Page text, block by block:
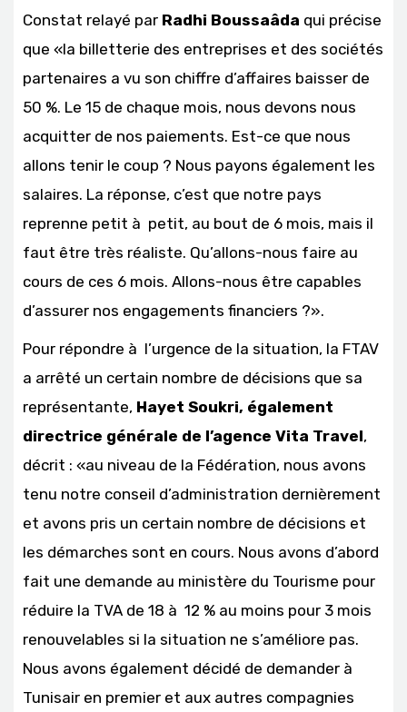
Constat relayé par Radhi Boussaâda qui précise
que «la billetterie des entreprises et des sociétés
partenaires a vu son chiffre d’affaires baisser de
50 %. Le 15 de chaque mois, nous devons nous
acquitter de nos paiements. Est-ce que nous
allons tenir le coup ? Nous payons également les
salaires. La réponse, c’est que notre pays
reprenne petit à petit, au bout de 6 mois, mais il
faut être très réaliste. Qu’allons-nous faire au
cours de ces 6 mois. Allons-nous être capables
d’assurer nos engagements financiers ?».
Pour répondre à l’urgence de la situation, la FTAV
a arrêté un certain nombre de décisions que sa
représentante, Hayet Soukri, également
directrice générale de l’agence Vita Travel,
décrit : «au niveau de la Fédération, nous avons
tenu notre conseil d’administration dernièrement
et avons pris un certain nombre de décisions et
les démarches sont en cours. Nous avons d’abord
fait une demande au ministère du Tourisme pour
réduire la TVA de 18 à 12 % au moins pour 3 mois
renouvelables si la situation ne s’améliore pas.
Nous avons également décidé de demander à
Tunisair en premier et aux autres compagnies